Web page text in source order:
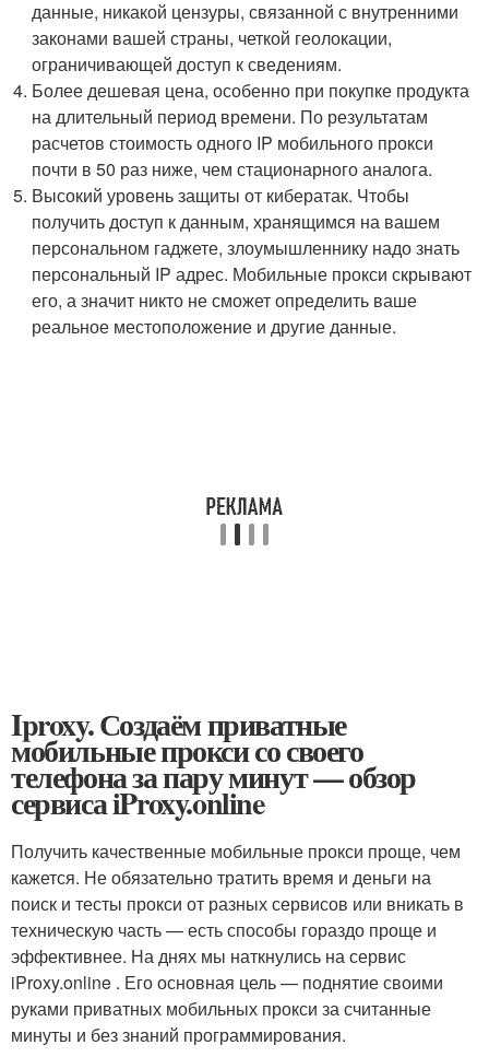
данные, никакой цензуры, связанной с внутренними
законами вашей страны, четкой геолокации,
ограничивающей доступ к сведениям.
Более дешевая цена, особенно при покупке продукта
на длительный период времени. По результатам
расчетов стоимость одного IP мобильного прокси
почти в 50 раз ниже, чем стационарного аналога.
Высокий уровень защиты от кибератак. Чтобы
получить доступ к данным, хранящимся на вашем
персональном гаджете, злоумышленнику надо знать
персональный IP адрес. Мобильные прокси скрывают
его, а значит никто не сможет определить ваше
реальное местоположение и другие данные.
Iproxy. Создаём приватные
мобильные прокси со своего
телефона за пару минут — обзор
сервиса iProxy.online
Получить качественные мобильные прокси проще, чем
кажется. Не обязательно тратить время и деньги на
поиск и тесты прокси от разных сервисов или вникать в
техническую часть — есть способы гораздо проще и
эффективнее. На днях мы наткнулись на сервис
iProxy.online . Его основная цель — поднятие своими
руками приватных мобильных прокси за считанные
минуты и без знаний программирования.